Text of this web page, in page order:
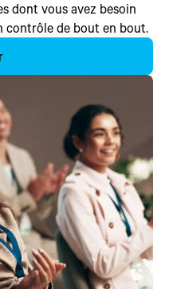
dont vous avez besoin
contrôle de bout en bout.